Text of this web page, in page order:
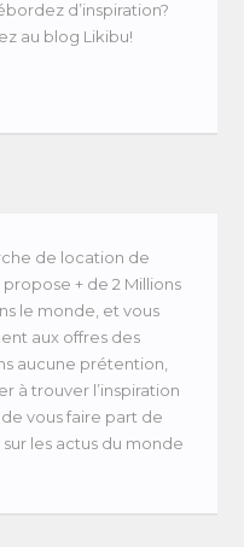
d’inspiration?
au blog Likibu!
de location de
+ de 2 Millions
le monde, et vous
aux offres des
aucune prétention,
à trouver l’inspiration
vous faire part de
les actus du monde